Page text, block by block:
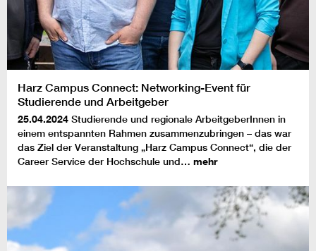
Harz Campus Connect: Networking-Event für
Studierende und Arbeitgeber
25.04.2024 Studierende und regionale ArbeitgeberInnen in
einem entspannten Rahmen zusammenzubringen – das war
das Ziel der Veranstaltung „Harz Campus Connect“, die der
Career Service der Hochschule und… mehr